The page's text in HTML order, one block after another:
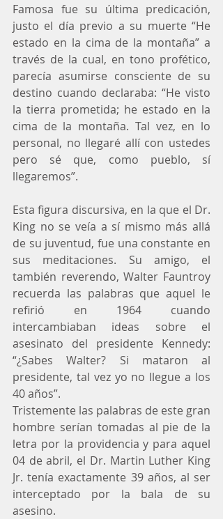
Famosa fue su última predicación,
justo el día previo a su muerte “He
estado en la cima de la montaña” a
través de la cual, en tono profético,
parecía asumirse consciente de su
destino cuando declaraba: “He visto
la tierra prometida; he estado en la
cima de la montaña. Tal vez, en lo
personal, no llegaré allí con ustedes
pero sé que, como pueblo, sí
llegaremos”.
Esta figura discursiva, en la que el Dr.
King no se veía a sí mismo más allá
de su juventud, fue una constante en
sus meditaciones. Su amigo, el
también reverendo, Walter Fauntroy
recuerda las palabras que aquel le
refirió en 1964 cuando
intercambiaban ideas sobre el
asesinato del presidente Kennedy:
“¿Sabes Walter? Si mataron al
presidente, tal vez yo no llegue a los
40 años”.
Tristemente las palabras de este gran
hombre serían tomadas al pie de la
letra por la providencia y para aquel
04 de abril, el Dr. Martin Luther King
Jr. tenía exactamente 39 años, al ser
interceptado por la bala de su
asesino.